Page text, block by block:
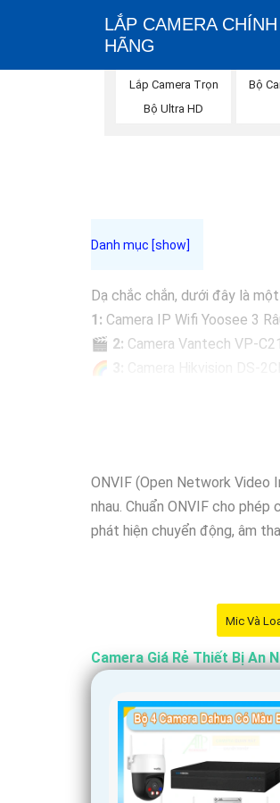
LẮP CAMERA CHÍNH
HÃNG
Lắp Camera Trọn
Bộ Ultra HD
Bộ
Dạ chắc chắn, dưới đây là
1: Camera IP Wifi Yoosee 3
🎬 2: Camera Vantech VP-
🌈
Nhớ kiểm tra kỹ thông số kỹ
'
ONVIF (Open Network
nhau. Chuẩn ONVIF cho
phát hiện chuyển động, âm
Mic Và
Camera Giá Rẻ Thiết Bị An